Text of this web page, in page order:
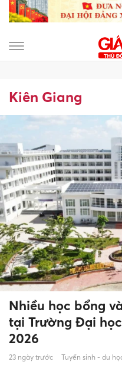
Kiên Giang
Nhiều học bổng
tại Trường Đại
2026
23 ngày trước Tuyển sinh - du